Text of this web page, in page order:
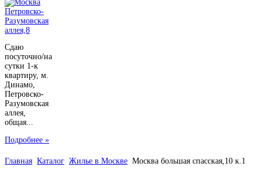
Сдаю
посуточно/на
сутки 1-к
квартиру, м.
Динамо,
Петровско-
Разумовская
аллея,
общая...
Подробнее »
Главная Каталог Жилье в Москве Москва большая спасская,10 к.1